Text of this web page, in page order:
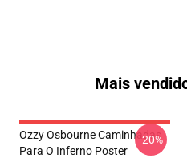
Mais
Ozzy Osbourne Caminhadas
Para O Inferno Poster
-20%